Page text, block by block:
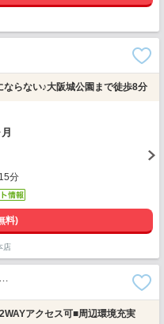
らない♪大阪城公園まで徒歩8分
分
料)
店
アクセス可■周辺環境充実